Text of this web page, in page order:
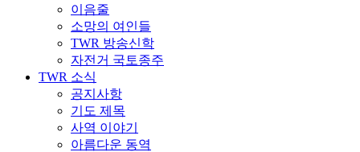
이음줄
소망의 여인들
TWR 방송신학
자전거 국토종주
TWR 소식
공지사항
기도 제목
사역 이야기
아름다운 동역